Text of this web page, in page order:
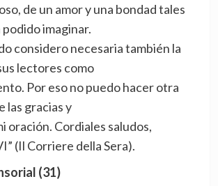
de un amor y una bondad tales
imaginar.
considero necesaria también la
lectores como
Por eso no puedo hacer otra
las gracias y
oración. Cordiales saludos,
(Il Corriere della Sera).
(31)